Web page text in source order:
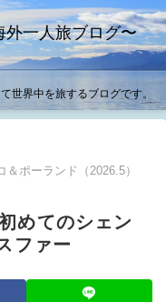
一人旅ブログ〜
世界中を旅するブログです。
＆ポーランド（2026.5）
めてのシェン
ファー